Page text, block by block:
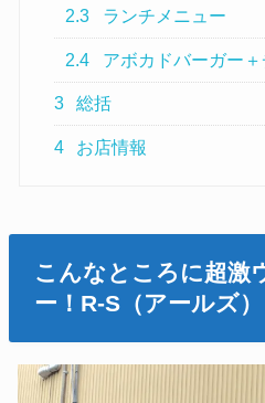
2.3 ランチメニュー
2.4 アボカドバーガー
3 総括
4 お店情報
こんなところに超激
ー！R-S（アールズ）